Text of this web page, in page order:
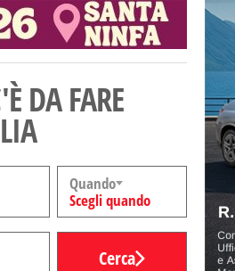
DA FARE
Quando
Scegli quando
Cerca